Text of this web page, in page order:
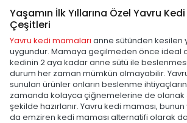
Yaşamın İlk Yıllarına Özel Yavru
Çeşitleri
Yavru kedi mamaları anne sütünden kesilen
uygundur. Mamaya geçilmeden önce ideal
kedinin 2 aya kadar anne sütü ile
durum her zaman mümkün olmayabilir.
sunulan ürünler onların beslenme
zamanda kolayca çiğnemelerine de
şekilde hazırlanır. Yavru kedi maması, bunun
da emziren kedi maması alternatifi olarak